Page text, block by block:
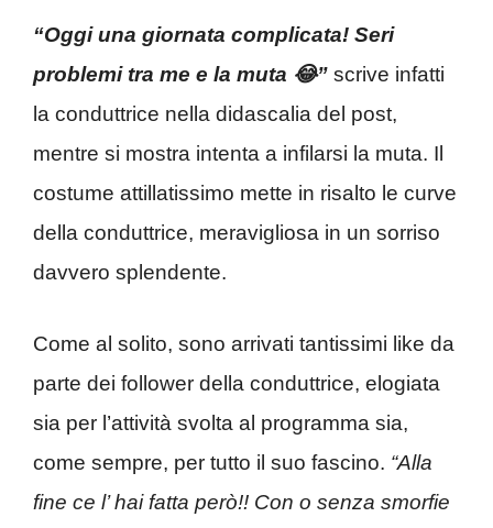
“Oggi una giornata complicata! Seri
problemi tra me e la muta 😂” scrive infatti
la conduttrice nella didascalia del post,
mentre si mostra intenta a infilarsi la muta. Il
costume attillatissimo mette in risalto le curve
della conduttrice, meravigliosa in un sorriso
davvero splendente.
Come al solito, sono arrivati tantissimi like da
parte dei follower della conduttrice, elogiata
sia per l’attività svolta al programma sia,
come sempre, per tutto il suo fascino. “Alla
fine ce l’ hai fatta però!! Con o senza smorfie